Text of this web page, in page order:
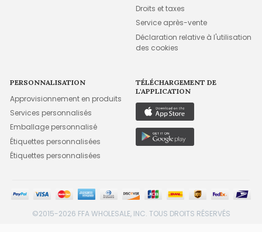
Droits et taxes
Service après-vente
Déclaration relative à l'utilisation
des cookies
PERSONNALISATION
Approvisionnement en produits
Services personnalisés
Emballage personnalisé
Étiquettes personnalisées
Étiquettes personnalisées
TÉLÉCHARGEMENT DE
L'APPLICATION
©2015-2026 FFA WHOLESALE, INC. TOUS DROITS RÉSERVÉS